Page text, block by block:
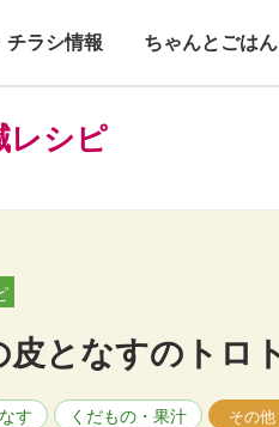
チラシ情報 ちゃんとごはん
レシピ
皮となすのトロ
なす くだもの・果汁 その他